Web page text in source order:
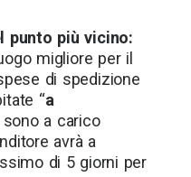
punto più vicino:
migliore per il
di spedizione
“a
sono a carico
avrà a
di 5 giorni per